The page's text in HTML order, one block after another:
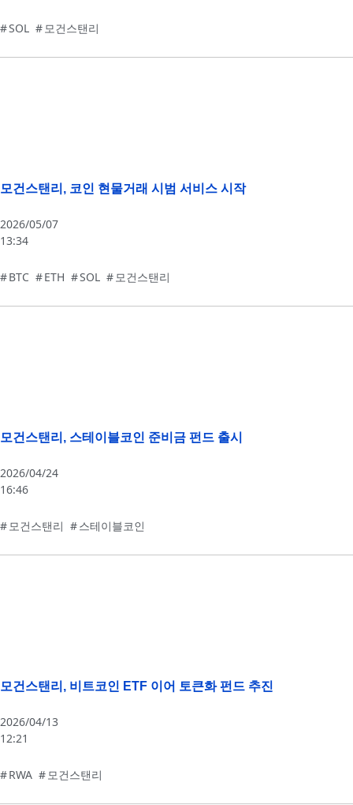
SOL 모건스탠리
모건스탠리, 코인 현물거래 시범 서비스 시작
2026/05/07
13:34
BTC ETH SOL 모건스탠리
모건스탠리, 스테이블코인 준비금 펀드 출시
2026/04/24
16:46
모건스탠리 스테이블코인
모건스탠리, 비트코인 ETF 이어 토큰화 펀드 추진
2026/04/13
12:21
RWA 모건스탠리